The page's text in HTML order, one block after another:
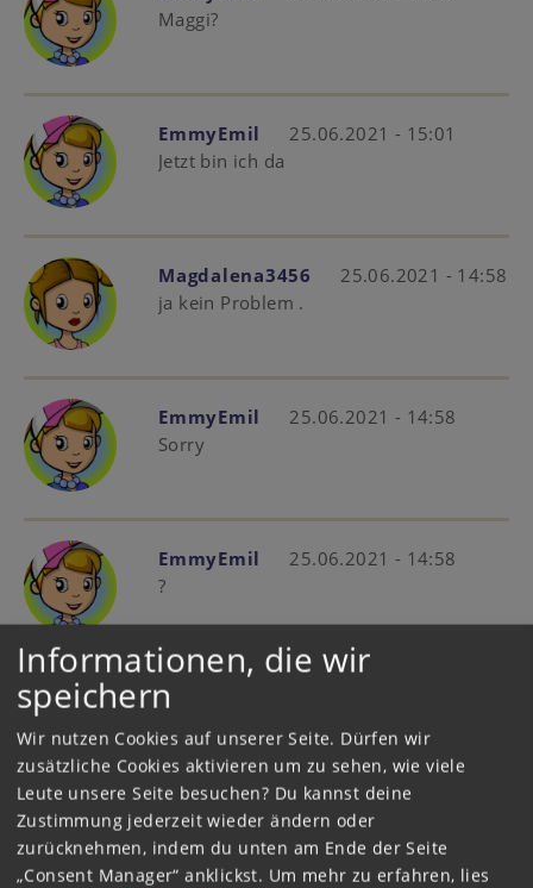
Maggi?
EmmyEmil
25.06.2021 - 15:01
Jetzt bin ich da
Magdalena3456
25.06.2021 - 14:58
ja kein Problem .
EmmyEmil
25.06.2021 - 14:58
Sorry
EmmyEmil
25.06.2021 - 14:58
?
EmmyEmil
Gehts auch um 15 Uhr ⏰
Magdalena3456
25.06.2021 - 14:35
Hi
Informationen, die wir
speichern
Wir nutzen Cookies auf unserer Seite. Dürfen wir
zusätzliche Cookies aktivieren um zu sehen, wie viele
Leute unsere Seite besuchen? Du kannst deine
Zustimmung jederzeit wieder ändern oder
zurücknehmen, indem du unten am Ende der Seite
„Consent Manager“ anklickst. Um mehr zu erfahren, lies